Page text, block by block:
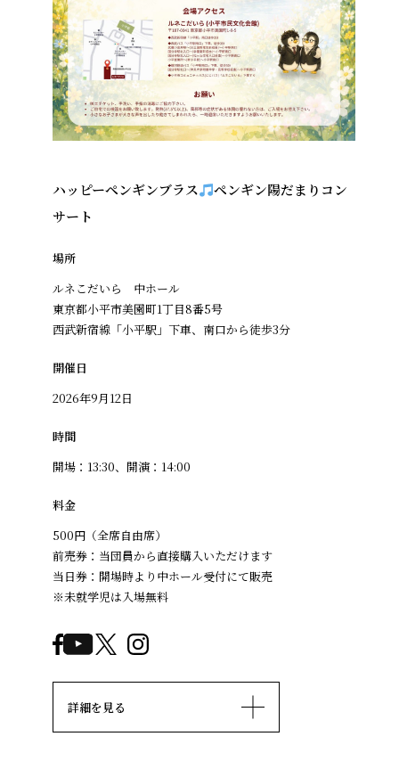
ハッピーペンギンブラス
ペンギン陽だまりコン
サート
場所
ルネこだいら 中ホール
東京都小平市美園町1丁目8番5号
西武新宿線「小平駅」下車、南口から徒歩3分
開催日
2026年9月12日
時間
開場：13:30、開演：14:00
料金
500円（全席自由席）
前売券：当団員から直接購入いただけます
当日券：開場時より中ホール受付にて販売
※未就学児は入場無料
詳細を見る